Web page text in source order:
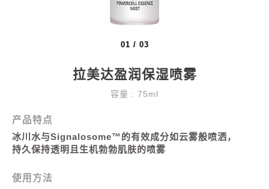
01 / 03
拉美达盈润保湿喷雾
容量 : 75ml
产品特点
冰川水与Signalosome™的有效成分如云雾般喷洒，
持久保持透明且生机勃勃肌肤的喷雾
使用方法